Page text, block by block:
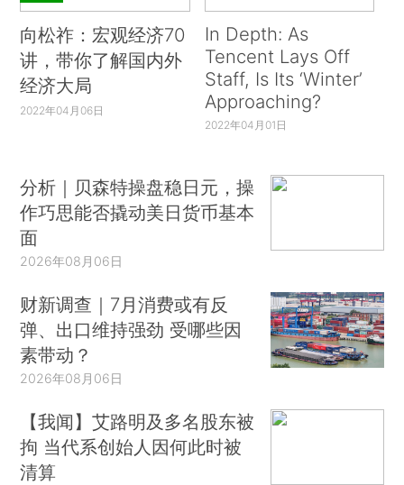
向松祚：宏观经济70
讲，带你了解国内外
经济大局
2022年04月06日
In Depth: As
Tencent Lays Off
Staff, Is Its ‘Winter’
Approaching?
2022年04月01日
分析｜贝森特操盘稳日元，操
作巧思能否撬动美日货币基本
面
2026年08月06日
财新调查｜7月消费或有反
弹、出口维持强劲 受哪些因
素带动？
2026年08月06日
【我闻】艾路明及多名股东被
拘 当代系创始人因何此时被
清算